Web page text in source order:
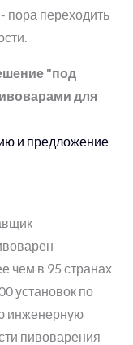
пора переходить
"под
для
и предложение
чем в 95 странах
установок по
инженерную
пивоварения